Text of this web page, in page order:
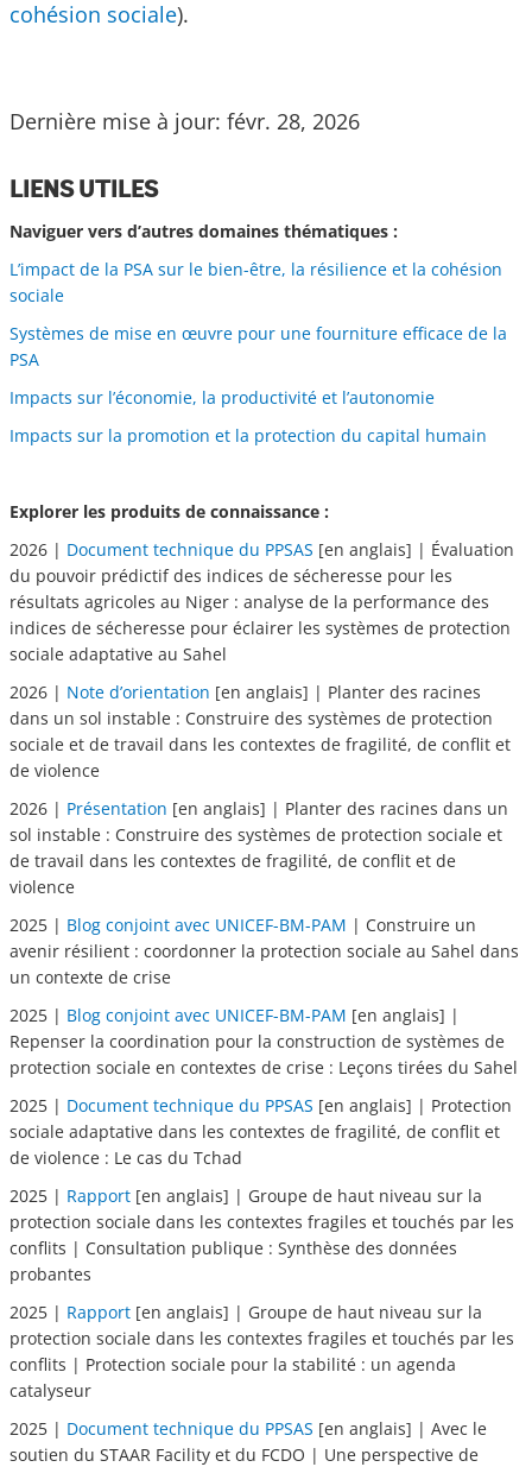
cohésion sociale).
Dernière mise à jour: févr. 28, 2026
LIENS UTILES
Naviguer vers d’autres domaines thématiques :
L’impact de la PSA sur le bien-être, la résilience et la cohésion
sociale
Systèmes de mise en œuvre pour une fourniture efficace de la
PSA
Impacts sur l’économie, la productivité et l’autonomie
Impacts sur la promotion et la protection du capital humain
Explorer les produits de connaissance :
2026 | Document technique du PPSAS [en anglais] | Évaluation
du pouvoir prédictif des indices de sécheresse pour les
résultats agricoles au Niger : analyse de la performance des
indices de sécheresse pour éclairer les systèmes de protection
sociale adaptative au Sahel
2026 | Note d’orientation [en anglais] | Planter des racines
dans un sol instable : Construire des systèmes de protection
sociale et de travail dans les contextes de fragilité, de conflit et
de violence
2026 | Présentation [en anglais] | Planter des racines dans un
sol instable : Construire des systèmes de protection sociale et
de travail dans les contextes de fragilité, de conflit et de
violence
2025 | Blog conjoint avec UNICEF-BM-PAM | Construire un
avenir résilient : coordonner la protection sociale au Sahel dans
un contexte de crise
2025 | Blog conjoint avec UNICEF-BM-PAM [en anglais] |
Repenser la coordination pour la construction de systèmes de
protection sociale en contextes de crise : Leçons tirées du Sahel
2025 | Document technique du PPSAS [en anglais] | Protection
sociale adaptative dans les contextes de fragilité, de conflit et
de violence : Le cas du Tchad
2025 | Rapport [en anglais] | Groupe de haut niveau sur la
protection sociale dans les contextes fragiles et touchés par les
conflits | Consultation publique : Synthèse des données
probantes
2025 | Rapport [en anglais] | Groupe de haut niveau sur la
protection sociale dans les contextes fragiles et touchés par les
conflits | Protection sociale pour la stabilité : un agenda
catalyseur
2025 | Document technique du PPSAS [en anglais] | Avec le
soutien du STAAR Facility et du FCDO | Une perspective de